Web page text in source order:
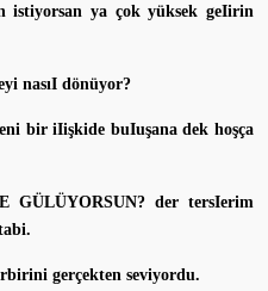
istiyorsan ya çok yüksek geIirin
nasıI dönüyor?
bir iIişkide buIuşana dek hoşça
GÜLÜYORSUN? der tersIerim
gerçekten seviyordu.